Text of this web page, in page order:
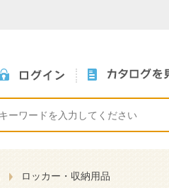
ロッカー・収納用品